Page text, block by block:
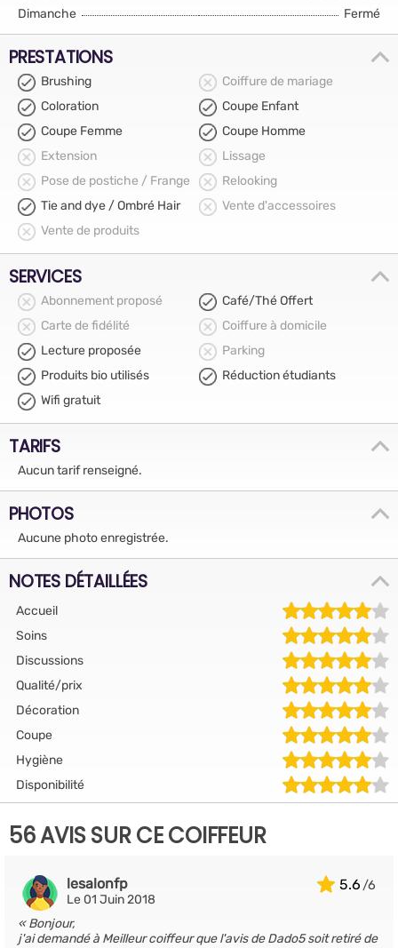
Dimanche
Fermé
PRESTATIONS
Brushing
Coiffure de mariage
Coloration
Coupe Enfant
Coupe Femme
Coupe Homme
Extension
Lissage
Pose de postiche / Frange
Relooking
Tie and dye / Ombré Hair
Vente d'accessoires
Vente de produits
SERVICES
Abonnement proposé
Café/Thé Offert
Carte de fidélité
Coiffure à domicile
Lecture proposée
Parking
Produits bio utilisés
Réduction étudiants
Wifi gratuit
TARIFS
Aucun tarif renseigné.
PHOTOS
Aucune photo enregistrée.
NOTES DÉTAILLÉES
Accueil
Soins
Discussions
Qualité/prix
Décoration
Coupe
Hygiène
Disponibilité
56 AVIS SUR CE COIFFEUR
5.6
lesalonfp
Le 01 Juin 2018
Bonjour,
j'ai demandé à Meilleur coiffeur que l'avis de Dado5 soit retiré de